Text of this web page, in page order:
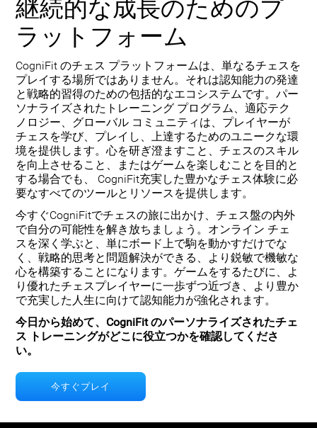
継続的な成長のためのプ
ラットフォーム
CogniFit のチェス プラットフォームは、単なるチェスを
プレイする場所ではありません。それは認知能力の発達
と戦略的習得のための包括的なエコシステムです。パー
ソナライズされたトレーニング プログラム、適応テク
ノロジー、グローバル コミュニティは、プレイヤーが
チェスを学び、プレイし、上達するためのユニークな環
境を提供します。心を研ぎ澄ますこと、チェスのスキル
を向上させること、またはゲームを楽しむことを目的と
する場合でも、 CogniFit充実した豊かなチェス体験に必
要なすべてのツールとリソースを提供します。
今すぐCogniFitでチェスの旅に出かけ、チェス盤の内外
で自分の可能性を解き放ちましょう。オンライン チェ
スを深く学ぶと、単にボード上で駒を動かすだけでな
く、戦略的思考と問題解決ができる、より鋭敏で機敏な
心を構築することになります。ゲームをするたびに、よ
り優れたチェスプレイヤーに一歩ずつ近づき、より豊か
で充実した人生に向けて認知能力が強化されます。
今日から始めて、CogniFit のパーソナライズされたチェ
ス トレーニングがどこに役立つかを確認してくださ
い。
今すぐプレイ